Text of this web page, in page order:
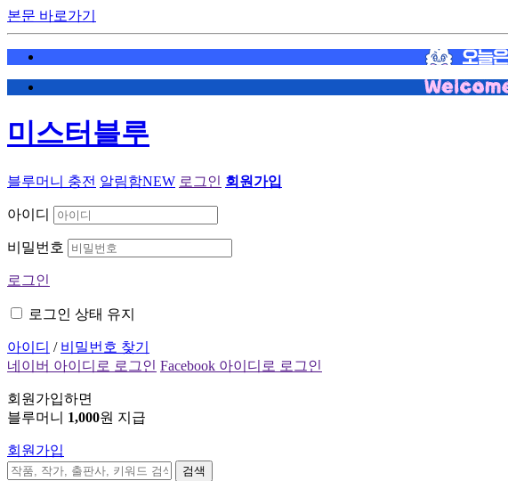
본문 바로가기
미스터블루
블루머니 충전 알림함NEW 로그인 회원가입
아이디
비밀번호
로그인
로그인 상태 유지
아이디 / 비밀번호 찾기
네이버 아이디로 로그인 Facebook 아이디로 로그인
회원가입하면
블루머니 1,000원 지급
회원가입
검색